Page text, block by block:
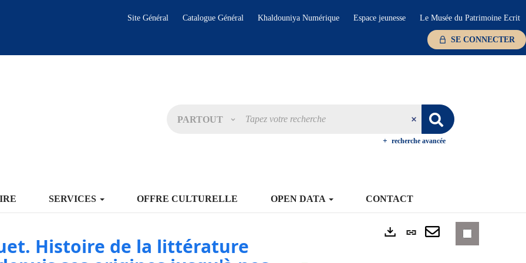
Site Général Catalogue Général Khaldouniya Numérique Espace jeunesse Le Musée du Patrimoine Ecrit
SE CONNECTER
PARTOUT
recherche avancée
SERVICES OFFRE CULTURELLE OPEN DATA CONTACT
Histoire de la littérature
Lien